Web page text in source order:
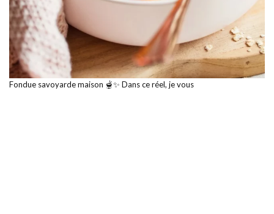
Fondue savoyarde maison 🫕✨ Dans ce réel, je vous